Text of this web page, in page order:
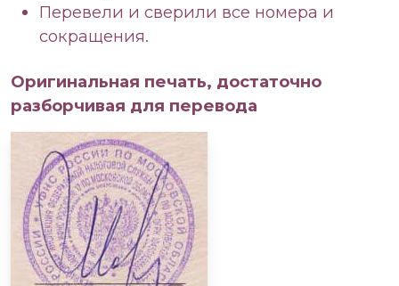
Перевели и сверили все номера и
сокращения.
Оригинальная печать, достаточно
разборчивая для перевода